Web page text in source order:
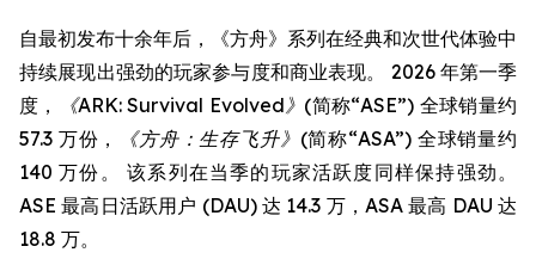
自最初发布十余年后，《方舟》系列在经典和次世代体验中
持续展现出强劲的玩家参与度和商业表现。 2026 年第一季
度，
《ARK: Survival Evolved》 (简称“ASE”) 全球销量约
57.3 万份，
《方舟：生存飞升》 (简称“ASA”) 全球销量约
140 万份。 该系列在当季的玩家活跃度同样保持强劲。
ASE 最高日活跃用户 (DAU) 达 14.3 万，ASA 最高 DAU 达
18.8 万。